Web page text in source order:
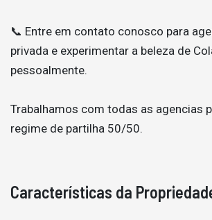
📞 Entre em contato conosco para
privada e experimentar a beleza de
pessoalmente.
Trabalhamos com todas as agencias
regime de partilha 50/50.
Características da